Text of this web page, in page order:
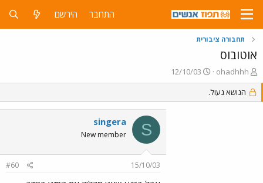
התחבר הירשם
תחבורה ציבורית
אוטובוס
פ
ו
ת
ח
ohadhhh
פ
ו
ס
12/10/03
הנושא נעול.
S
singera
New member
15/10/03
#60